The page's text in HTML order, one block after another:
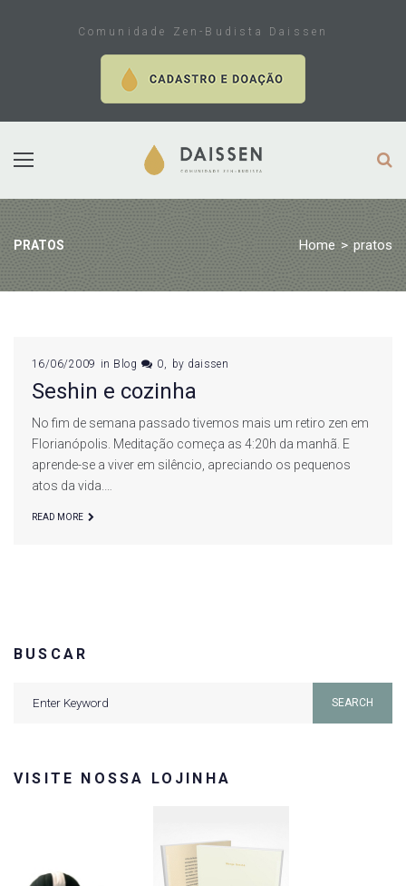
Comunidade Zen-Budista Daissen
PRATOS Home > pratos
Tag:
pratos
16/06/2009 in Blog 0 by daissen
Seshin e cozinha
No fim de semana passado tivemos mais um retiro zen em
Florianópolis. Meditação começa as 4:20h da manhã. E
aprende-se a viver em silêncio, apreciando os pequenos
atos da vida.…
READ MORE
BUSCAR
SEARCH
VISITE NOSSA LOJINHA